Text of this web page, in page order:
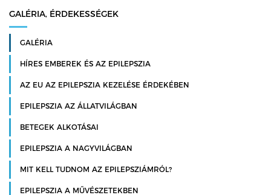
GALÉRIA, ÉRDEKESSÉGEK
GALÉRIA
HÍRES EMBEREK ÉS AZ EPILEPSZIA
AZ EU AZ EPILEPSZIA KEZELÉSE ÉRDEKÉBEN
EPILEPSZIA AZ ÁLLATVILÁGBAN
BETEGEK ALKOTÁSAI
EPILEPSZIA A NAGYVILÁGBAN
MIT KELL TUDNOM AZ EPILEPSZIÁMRÓL?
EPILEPSZIA A MŰVÉSZETEKBEN